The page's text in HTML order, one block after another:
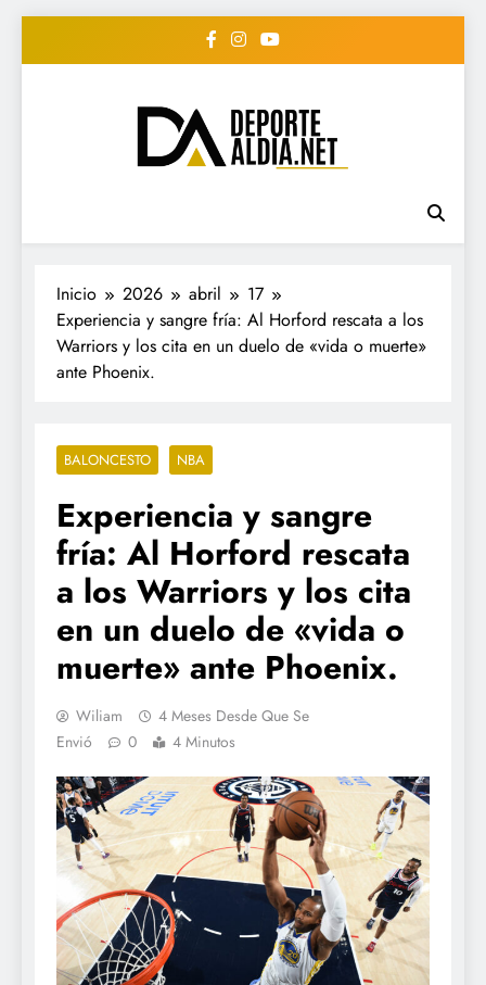
• DEPORTE AL DIA •
"Periodico Deportivo
Digital"
#deportealdiard #deportealdiaperiodico
Inicio 2026 abril
17
Experiencia y sangre fría: Al Horford rescata a los
Warriors y los cita en un duelo de «vida o muerte»
ante Phoenix.
BALONCESTO NBA
Experiencia y sangre
fría: Al Horford rescata
a los Warriors y los cita
en un duelo de «vida o
muerte» ante Phoenix.
Wiliam
4 Meses Desde Que Se
Envió
0 4 Minutos